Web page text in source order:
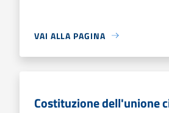
VAI ALLA PAGINA
Costituzione dell'unione